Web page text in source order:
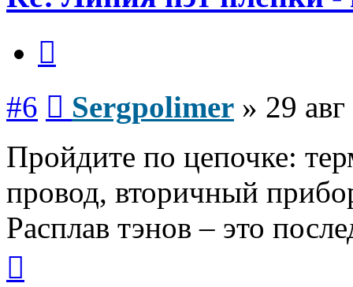
#6 Sergpolimer » 29
Пройдите по цепочке:
провод, вторичный
Расплав тэнов – это
началу